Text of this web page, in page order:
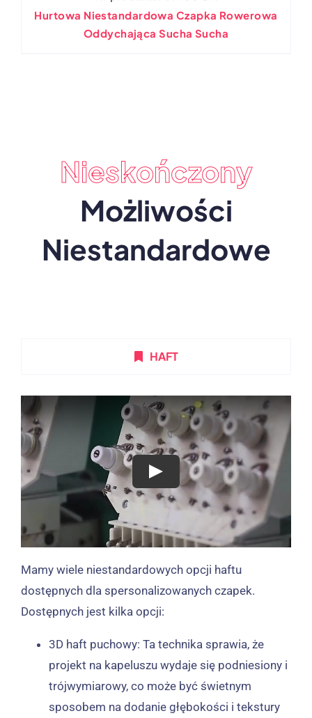
Hurtowa Niestandardowa Czapka Rowerowa
Oddychająca Sucha Sucha
Nieskończony
Możliwości
Niestandardowe
HAFT
Mamy wiele niestandardowych opcji haftu
dostępnych dla spersonalizowanych czapek.
Dostępnych jest kilka opcji:
3D haft puchowy: Ta technika sprawia, że ​​
projekt na kapeluszu wydaje się podniesiony i
trójwymiarowy, co może być świetnym
sposobem na dodanie głębokości i tekstury